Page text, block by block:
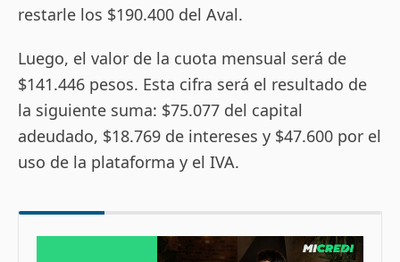
restarle los $190.400 del Aval.
Luego, el valor de la cuota mensual será de
$141.446 pesos. Esta cifra será el resultado de
la siguiente suma: $75.077 del capital
adeudado, $18.769 de intereses y $47.600 por el
uso de la plataforma y el IVA.